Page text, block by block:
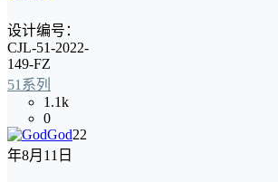
设计编号：
CJL-51-2022-
149-FZ
51系列
1.1k
0
God22
年8月11日